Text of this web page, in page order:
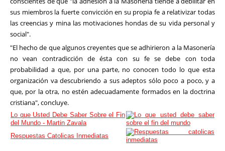
sus miembros la fuerte convicción en su propia fe a relativizar todas
las creencias y mina las motivaciones hondas de su vida personal y
social".
"El hecho de que algunos creyentes que se adhirieron a la Masonería
no vean contradicción de ésta con su fe se debe con toda
probabilidad a que, por una parte, no conocen todo lo que esta
organización va descubriendo a sus adeptos sólo poco a poco, y a
que, por la otra, no estén adecuadamente formados en la doctrina
cristiana", concluye.
Lo que Usted Debe Saber Sobre el Fin
del Mundo - Martin Zavala
Respuestas Catolicas Inmediatas